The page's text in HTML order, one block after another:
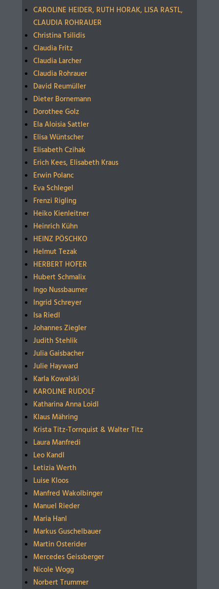
CAROLINE HEIDER, RUTH HORAK, LISA RASTL,
CLAUDIA ROHRAUER
Christina Tsilidis
Claudia Fritz
Claudia Larcher
Claudia Rohrauer
David Reumüller
Dieter Bornemann
Dorothee Golz
Ela Aloisia Sattler
Elisa Wüntscher
Elisabeth Czihak
Erich Kees, Elisabeth Kraus
Erwin Polanc
Eva Schlegel
Frenzi Rigling
Heiko Kienleitner
Heinrich Kühn
HEINZ PÖSCHKO
Helmut Tezak
HERBERT HOFER
Hubert Schmalix
Ingo Nussbaumer
Ingrid Schreyer
Isa Riedl
Johannes Ziegler
Judith Stehlik
Julia Gaisbacher
Julie Hayward
Karla Kowalski
KAROLINE RUDOLF
Katharina Anna Loidl
Klaus Mähring
Krista Titz-Tornquist & Walter Titz
Laura Manfredi
Leo Kandl
Letizia Werth
Luise Kloos
Manfred Wakolbinger
Manuel Rieder
Maria Hanl
Markus Guschelbauer
Martin Osterider
Mercedes Geissberger
Nicole Wogg
Norbert Trummer